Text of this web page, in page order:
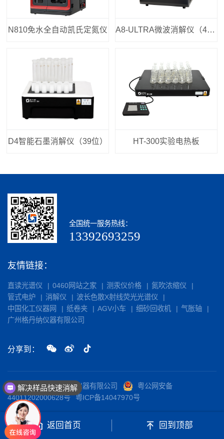
N810免水全自动凯氏定氮仪 A8-ULTRA微波消解仪（40位）
D4智能石墨消解仪（39位） HT-300实验电热板
全国统一服务热线：
13392693259
友情链接：
直读光谱仪 0460网站之家 测汞仪价格
氮吹浓缩仪
管式电炉
消解仪
波长色散X射线荧光光谱仪
中国化工仪器网
纸卷夹 AGV小车 细砂回收机
气胀轴
广州格丹纳仪器有限公司
分享到：
返回首页 回到顶部
版权所有©广州格丹纳仪器有限公司
粤公网安备
44011202000628号 粤ICP备14047970号
解决样品快速消解
销量：800 实验电热板